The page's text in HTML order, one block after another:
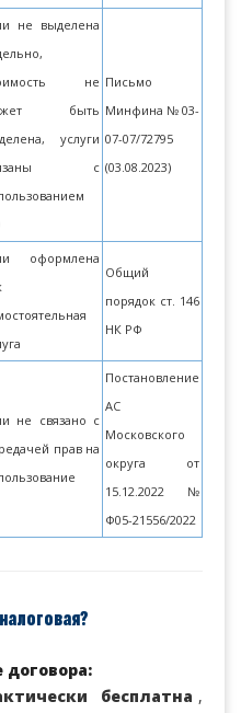
не выделена
не
быть
услуги
с
Письмо
Минфина № 03-
07-07/72795
(03.08.2023)
оформлена
Общий
порядок ст. 146
НК РФ
не связано с
прав на
Постановление
АС
Московского
округа от
15.12.2022 №
Ф05-21556/2022
бесплатна ,